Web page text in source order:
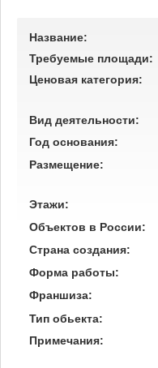
Название:
Требуемые площади:
Ценовая категория:
Вид деятельности:
Год основания:
Размещение:
Этажи:
Объектов в России:
Страна создания:
Форма работы:
Франшиза:
Тип обьекта:
Примечания: